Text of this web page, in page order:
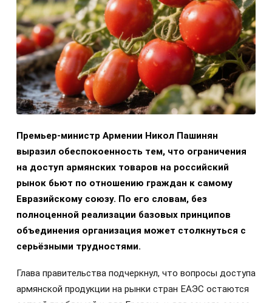
Премьер-министр Армении Никол Пашинян
выразил обеспокоенность тем, что ограничения
на доступ армянских товаров на российский
рынок бьют по отношению граждан к самому
Евразийскому союзу. По его словам, без
полноценной реализации базовых принципов
объединения организация может столкнуться с
серьёзными трудностями.
Глава правительства подчеркнул, что вопросы доступа
армянской продукции на рынки стран ЕАЭС остаются